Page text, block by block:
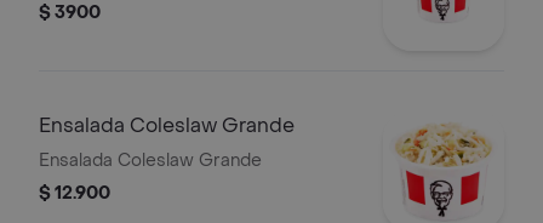
$ 3900
Ensalada Coleslaw Grande
Ensalada Coleslaw Grande
$ 12.900